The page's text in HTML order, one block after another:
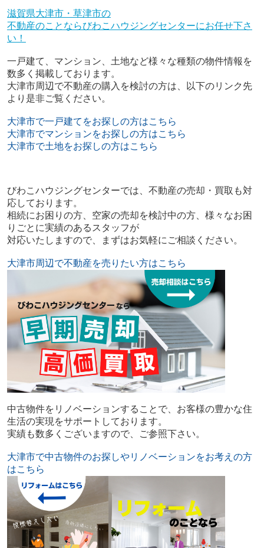
滋賀県大津市・草津市の
不動産のことならびわこハウジングセンターにお任せ下さ
い！
一戸建て、マンション、土地など様々な種類の物件情報を
数多く掲載しております。
大津市周辺で不動産の購入を検討の方は、以下のリンク先
より是非ご覧ください。
大津市で一戸建てをお探しの方はこちら
大津市でマンションをお探しの方はこちら
大津市で土地をお探しの方はこちら
びわこハウジングセンターでは、不動産の売却・買取も対
応しております。
相続にお困りの方、空家の売却を検討中の方、様々なお困
りごとに実績のあるスタッフが
対応いたしますので、まずはお気軽にご相談ください。
大津市周辺で不動産を売りたい方はこちら
中古物件をリノベーションすることで、お客様の豊かな住
生活の実現をサポートしております。
実績も数多くございますので、ご参照下さい。
大津市で中古物件のお探しやリノベーションをお考えの方
はこちら